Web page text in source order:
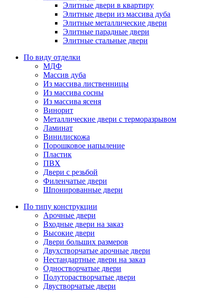
Элитные двери в квартиру
Элитные двери из массива дуба
Элитные металлические двери
Элитные парадные двери
Элитные стальные двери
По виду отделки
МДФ
Массив дуба
Из массива лиственницы
Из массива сосны
Из массива ясеня
Винорит
Металлические двери с терморазрывом
Ламинат
Винилискожа
Порошковое напыление
Пластик
ПВХ
Двери с резьбой
Филенчатые двери
Шпонированные двери
По типу конструкции
Арочные двери
Входные двери на заказ
Высокие двери
Двери больших размеров
Двухстворчатые арочные двери
Нестандартные двери на заказ
Одностворчатые двери
Полуторастворчатые двери
Двустворчатые двери